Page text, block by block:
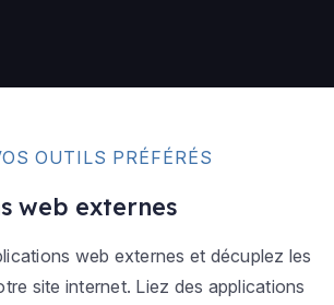
OUTILS PRÉFÉRÉS
web externes
web externes et décuplez les
site internet. Liez des applications